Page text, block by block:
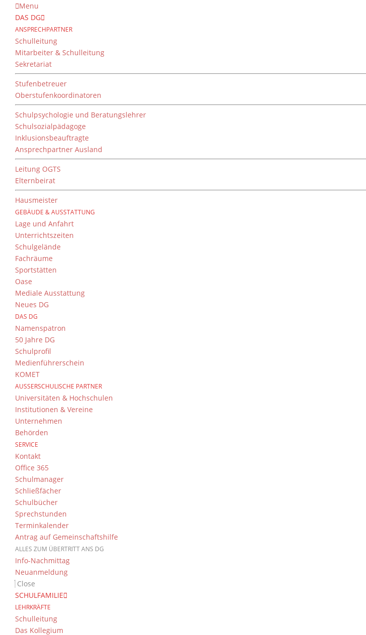
Menu
DAS DG
ANSPRECHPARTNER
Schulleitung
Mitarbeiter & Schulleitung
Sekretariat
Stufenbetreuer
Oberstufenkoordinatoren
Schulpsychologie und Beratungslehrer
Schulsozialpädagoge
Inklusionsbeauftragte
Ansprechpartner Ausland
Leitung OGTS
Elternbeirat
Hausmeister
GEBÄUDE & AUSSTATTUNG
Lage und Anfahrt
Unterrichtszeiten
Schulgelände
Fachräume
Sportstätten
Oase
Mediale Ausstattung
Neues DG
DAS DG
Namenspatron
50 Jahre DG
Schulprofil
Medienführerschein
KOMET
AUSSERSCHULISCHE PARTNER
Universitäten & Hochschulen
Institutionen & Vereine
Unternehmen
Behörden
SERVICE
Kontakt
Office 365
Schulmanager
Schließfächer
Schulbücher
Sprechstunden
Terminkalender
Antrag auf Gemeinschaftshilfe
ALLES ZUM ÜBERTRITT ANS DG
Info-Nachmittag
Neuanmeldung
Close
SCHULFAMILIE
LEHRKRÄFTE
Schulleitung
Das Kollegium